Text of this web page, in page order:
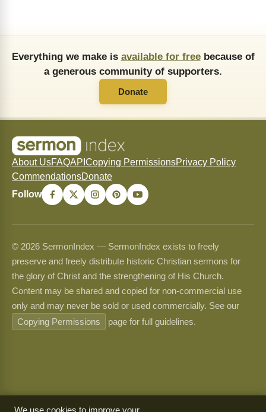
Everything we make is available for freebecause of
a generous community of supporters.
Donate
About UsFAQAPI Copying PermissionsPrivacy Policy
CommendationsDonate
Follow
© 2026 SermonIndex — SermonIndex exists to freely
preserve and freely distribute historic Christian sermons for
the glory of Christ and the strengthening of His Church.
Content may be shared and copied for non-commercial use
only and may never be sold or used commercially. See our
Copying Permissions
page for full guidelines.